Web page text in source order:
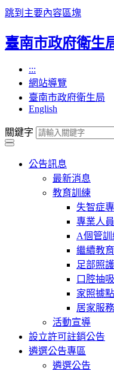
跳到主要內容區塊
臺南市政府衛生
:::
網站導覽
臺南市政府衛生局
English
關鍵字
公告訊息
最新消息
教育訓練
失智症
專業人
A個管訓
繼續教
足部照
口腔抽
家照據
居家服
活動宣導
設立許可註銷公告
遴選公告專區
遴選公告